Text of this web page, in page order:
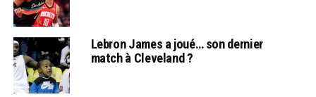
Lebron James a joué… son dernier
match à Cleveland ?